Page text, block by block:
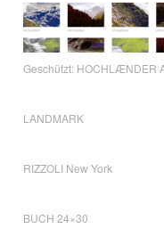
Geschützt: HOCHLÆNDER
LANDMARK
RIZZOLI New York
BUCH 24×30